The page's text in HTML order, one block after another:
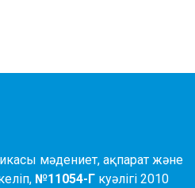
мәдениет, ақпарат және
№11054-Г куәлігі 2010